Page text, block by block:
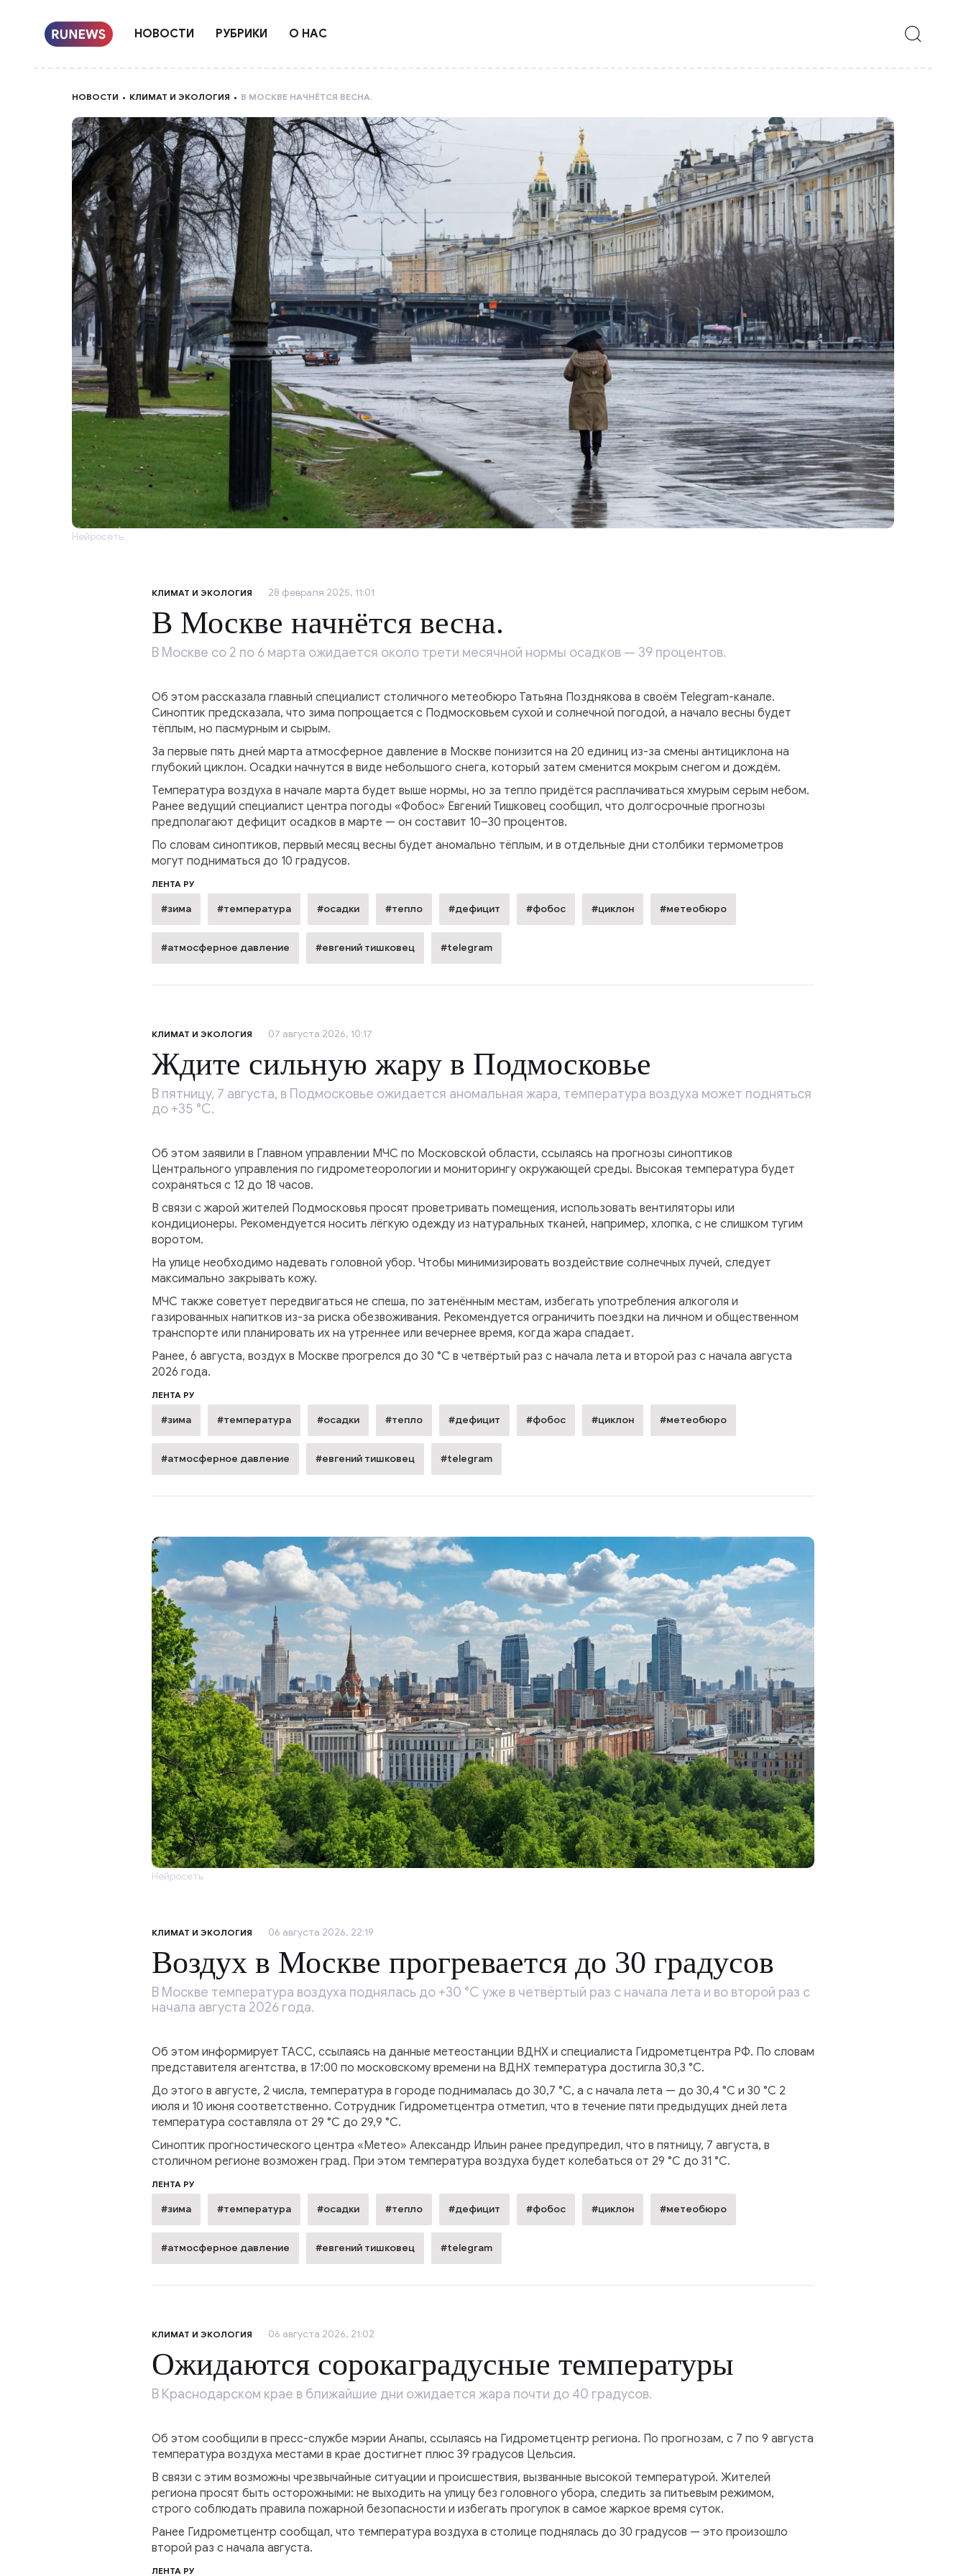
НОВОСТИ РУБРИКИ О НАС
НОВОСТИ КЛИМАТ И ЭКОЛОГИЯ В МОСКВЕ НАЧНЁТСЯ ВЕСНА.
Нейросеть
КЛИМАТ И ЭКОЛОГИЯ 28 февраля 2025, 11:01
В Москве начнётся весна.
В Москве со 2 по 6 марта ожидается около трети месячной нормы осадков — 39 процентов.
Об этом рассказала главный специалист столичного метеобюро Татьяна Позднякова в своём Telegram-канале.
Синоптик предсказала, что зима попрощается с Подмосковьем сухой и солнечной погодой, а начало весны будет
тёплым, но пасмурным и сырым.
За первые пять дней марта атмосферное давление в Москве понизится на 20 единиц из-за смены антициклона на
глубокий циклон. Осадки начнутся в виде небольшого снега, который затем сменится мокрым снегом и дождём.
Температура воздуха в начале марта будет выше нормы, но за тепло придётся расплачиваться хмурым серым небом.
Ранее ведущий специалист центра погоды «Фобос» Евгений Тишковец сообщил, что долгосрочные прогнозы
предполагают дефицит осадков в марте — он составит 10–30 процентов.
По словам синоптиков, первый месяц весны будет аномально тёплым, и в отдельные дни столбики термометров
могут подниматься до 10 градусов.
ЛЕНТА РУ
#зима #температура #осадки #тепло #дефицит #фобос #циклон #метеобюро
#атмосферное давление #евгений тишковец #telegram
КЛИМАТ И ЭКОЛОГИЯ 07 августа 2026, 10:17
Ждите сильную жару в Подмосковье
В пятницу, 7 августа, в Подмосковье ожидается аномальная жара, температура воздуха может подняться
до +35 °C.
Об этом заявили в Главном управлении МЧС по Московской области, ссылаясь на прогнозы синоптиков
Центрального управления по гидрометеорологии и мониторингу окружающей среды. Высокая температура будет
сохраняться с 12 до 18 часов.
В связи с жарой жителей Подмосковья просят проветривать помещения, использовать вентиляторы или
кондиционеры. Рекомендуется носить лёгкую одежду из натуральных тканей, например, хлопка, с не слишком тугим
воротом.
На улице необходимо надевать головной убор. Чтобы минимизировать воздействие солнечных лучей, следует
максимально закрывать кожу.
МЧС также советует передвигаться не спеша, по затенённым местам, избегать употребления алкоголя и
газированных напитков из-за риска обезвоживания. Рекомендуется ограничить поездки на личном и общественном
транспорте или планировать их на утреннее или вечернее время, когда жара спадает.
Ранее, 6 августа, воздух в Москве прогрелся до 30 °C в четвёртый раз с начала лета и второй раз с начала августа
2026 года.
ЛЕНТА РУ
#зима #температура #осадки #тепло #дефицит #фобос #циклон #метеобюро
#атмосферное давление #евгений тишковец #telegram
Нейросеть
КЛИМАТ И ЭКОЛОГИЯ 06 августа 2026, 22:19
Воздух в Москве прогревается до 30 градусов
В Москве температура воздуха поднялась до +30 °C уже в четвёртый раз с начала лета и во второй раз с
начала августа 2026 года.
Об этом информирует ТАСС, ссылаясь на данные метеостанции ВДНХ и специалиста Гидрометцентра РФ. По словам
представителя агентства, в 17:00 по московскому времени на ВДНХ температура достигла 30,3 °C.
До этого в августе, 2 числа, температура в городе поднималась до 30,7 °C, а с начала лета — до 30,4 °C и 30 °C 2
июля и 10 июня соответственно. Сотрудник Гидрометцентра отметил, что в течение пяти предыдущих дней лета
температура составляла от 29 °C до 29,9 °C.
Синоптик прогностического центра «Метео» Александр Ильин ранее предупредил, что в пятницу, 7 августа, в
столичном регионе возможен град. При этом температура воздуха будет колебаться от 29 °C до 31 °C.
ЛЕНТА РУ
#зима #температура #осадки #тепло #дефицит #фобос #циклон #метеобюро
#атмосферное давление #евгений тишковец #telegram
КЛИМАТ И ЭКОЛОГИЯ 06 августа 2026, 21:02
Ожидаются сорокаградусные температуры
В Краснодарском крае в ближайшие дни ожидается жара почти до 40 градусов.
Об этом сообщили в пресс-службе мэрии Анапы, ссылаясь на Гидрометцентр региона. По прогнозам, с 7 по 9 августа
температура воздуха местами в крае достигнет плюс 39 градусов Цельсия.
В связи с этим возможны чрезвычайные ситуации и происшествия, вызванные высокой температурой. Жителей
региона просят быть осторожными: не выходить на улицу без головного убора, следить за питьевым режимом,
строго соблюдать правила пожарной безопасности и избегать прогулок в самое жаркое время суток.
Ранее Гидрометцентр сообщал, что температура воздуха в столице поднялась до 30 градусов — это произошло
второй раз с начала августа.
ЛЕНТА РУ